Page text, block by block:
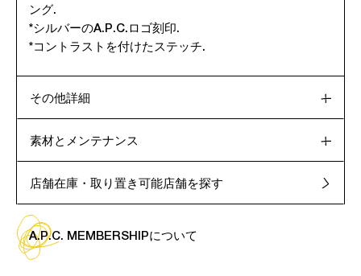
ング.
*シルバーのA.P.C.ロゴ刻印.
*コントラストを付けたステッチ.
その他詳細
素材とメンテナンス
店舗在庫・取り置き可能店舗を探す
A.P.C. MEMBERSHIPについて